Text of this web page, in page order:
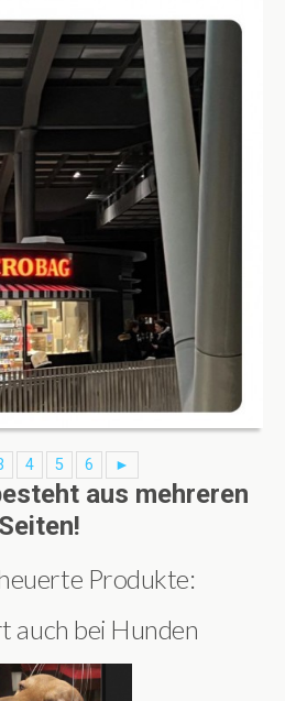
4 5 6 ►
aus mehreren
Seiten!
Produkte:
auch bei Hunden